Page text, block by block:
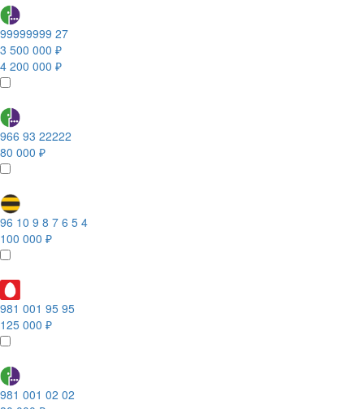
99999999 27
3 500 000 ₽
4 200 000 ₽
966 93 22222
80 000 ₽
96 10 9 8 7 6 5 4
100 000 ₽
981 001 95 95
125 000 ₽
981 001 02 02